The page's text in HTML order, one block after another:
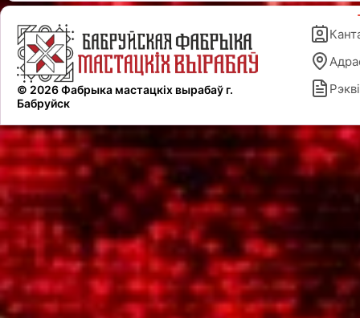
© 2026 Фабрыка мастацкіх вырабаў г.
Бабруйск